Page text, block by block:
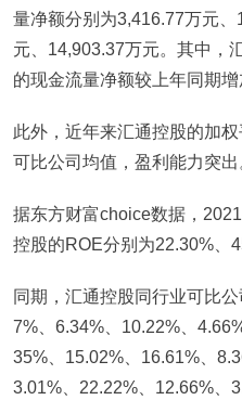
量净额分别为3,416.77万元
元、14,903.37万元。其中，
的现金流量净额较上年同期增
此外，近年来汇通控股的加
可比公司均值，盈利能力突出
据东方财富choice数据，
控股的ROE分别为22.30%、
同期，汇通控股同行业可比
7%、6.34%、10.22%、
35%、15.02%、16.61%、
3.01%、22.22%、12.66%、